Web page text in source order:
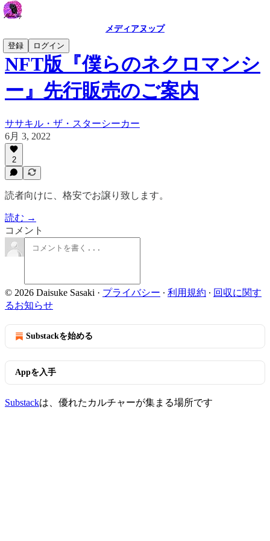
メディアヌップ
登録
ログイン
NFT版『僕らのネクロマンシ
ー』先行販売のご案内
ササキル・ザ・スターシーカー
6月 3, 2022
2
読者向けに、格安でお譲り致します。
読む →
コメント
© 2026 Daisuke Sasaki · プライバシー ∙ 利用規約 ∙ 回収に関す
るお知らせ
Substackを始める
Appを入手
Substackは、優れたカルチャーが集まる場所です